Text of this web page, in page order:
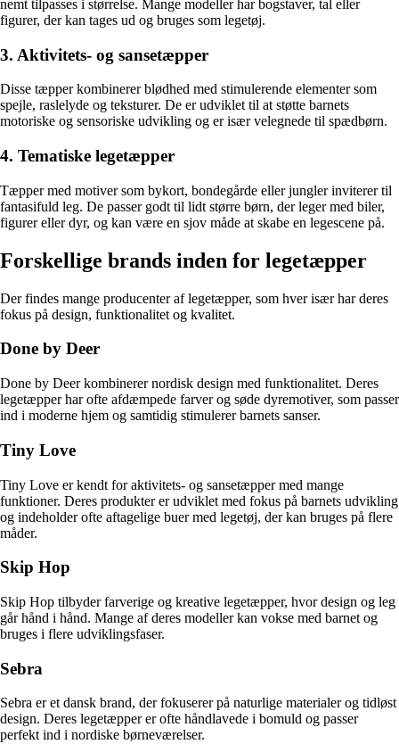
nemt tilpasses i størrelse. Mange modeller har bogstaver, tal eller
figurer, der kan tages ud og bruges som legetøj.
3. Aktivitets- og sansetæpper
Disse tæpper kombinerer blødhed med stimulerende elementer som
spejle, raslelyde og teksturer. De er udviklet til at støtte barnets
motoriske og sensoriske udvikling og er især velegnede til spædbørn.
4. Tematiske legetæpper
Tæpper med motiver som bykort, bondegårde eller jungler inviterer til
fantasifuld leg. De passer godt til lidt større børn, der leger med biler,
figurer eller dyr, og kan være en sjov måde at skabe en legescene på.
Forskellige brands inden for legetæpper
Der findes mange producenter af legetæpper, som hver især har deres
fokus på design, funktionalitet og kvalitet.
Done by Deer
Done by Deer kombinerer nordisk design med funktionalitet. Deres
legetæpper har ofte afdæmpede farver og søde dyremotiver, som passer
ind i moderne hjem og samtidig stimulerer barnets sanser.
Tiny Love
Tiny Love er kendt for aktivitets- og sansetæpper med mange
funktioner. Deres produkter er udviklet med fokus på barnets udvikling
og indeholder ofte aftagelige buer med legetøj, der kan bruges på flere
måder.
Skip Hop
Skip Hop tilbyder farverige og kreative legetæpper, hvor design og leg
går hånd i hånd. Mange af deres modeller kan vokse med barnet og
bruges i flere udviklingsfaser.
Sebra
Sebra er et dansk brand, der fokuserer på naturlige materialer og tidløst
design. Deres legetæpper er ofte håndlavede i bomuld og passer
perfekt ind i nordiske børneværelser.